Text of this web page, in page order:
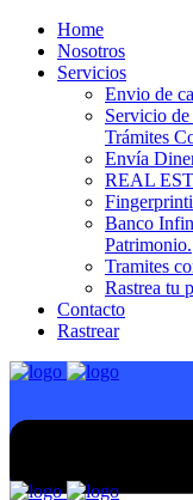
Home
Nosotros
Servicios
Envio de
Servicio
Trámites
Envía
REAL
Banco
Patrimonio.
Tramites
Rastrea tu
Contacto
Rastrear